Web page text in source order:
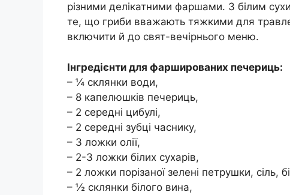
різними делікатними фаршами. З білим
те, що гриби вважають тяжкими для
включити й до свят-вечірнього меню.
Інгредієнти для фаршированих печериць:
– ¼ склянки води,
– 8 капелюшків печериць,
– 2 середні цибулі,
– 2 середні зубці часнику,
– 3 ложки олії,
– 2-3 ложки білих сухарів,
– 2 ложки порізаної зелені петрушки, сіль,
– ½ склянки білого вина,